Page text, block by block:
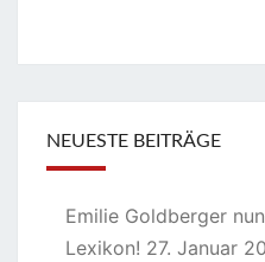
NEUESTE BEITRÄGE
Emilie Goldberger
Lexikon! 27. Januar